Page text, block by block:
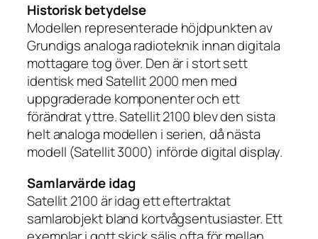
Historisk betydelse
Modellen representerade höjdpunkten av
Grundigs analoga radioteknik innan digitala
mottagare tog över. Den är i stort sett
identisk med Satellit 2000 men med
uppgraderade komponenter och ett
förändrat yttre. Satellit 2100 blev den sista
helt analoga modellen i serien, då nästa
modell (Satellit 3000) införde digital display.
Samlarvärde idag
Satellit 2100 är idag ett eftertraktat
samlarobjekt bland kortvågsentusiaster. Ett